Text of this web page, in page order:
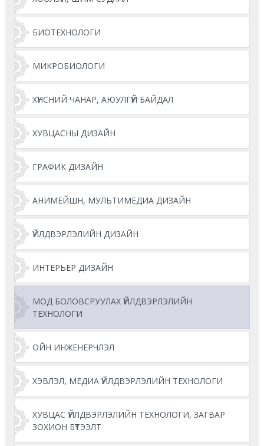
БИОТЕХНОЛОГИ
МИКРОБИОЛОГИ
ХҮНСНИЙ ЧАНАР, АЮУЛГҮЙ БАЙДАЛ
ХУВЦАСНЫ ДИЗАЙН
ГРАФИК ДИЗАЙН
АНИМЕЙШН, МУЛЬТИМЕДИА ДИЗАЙН
ҮЙЛДВЭРЛЭЛИЙН ДИЗАЙН
ИНТЕРЬЕР ДИЗАЙН
МОД БОЛОВСРУУЛАХ ҮЙЛДВЭРЛЭЛИЙН
ТЕХНОЛОГИ
ОЙН ИНЖЕНЕРЧЛЭЛ
ХЭВЛЭЛ, МЕДИА ҮЙЛДВЭРЛЭЛИЙН ТЕХНОЛОГИ
ХУВЦАС ҮЙЛДВЭРЛЭЛИЙН ТЕХНОЛОГИ, ЗАГВАР
ЗОХИОН БҮТЭЭЛТ